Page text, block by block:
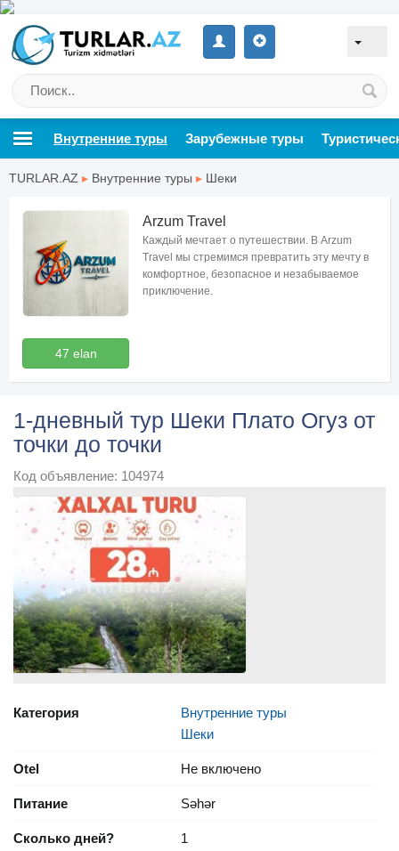
Внутренние туры Зарубежные туры
TURLAR.AZ ▸ Внутренние туры ▸ Шеки
47 elan
Arzum Travel
Каждый мечтает о путешествии. В Arzum
Travel мы стремимся превратить эту мечту в
комфортное, безопасное и незабываемое
приключение.
1-дневный тур Шеки Плато Огуз от
точки до точки
Код объявление: 104974
Категория
Внутренние туры
Шеки
Otel Не включено
Питание Səhər
Сколько дней? 1